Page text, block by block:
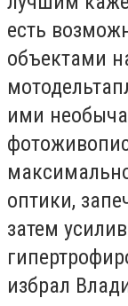
есть
объектами
ими
оптики,
затем
избрал